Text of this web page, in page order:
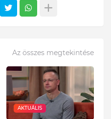
Az összes megtekintése
AKTUÁLIS